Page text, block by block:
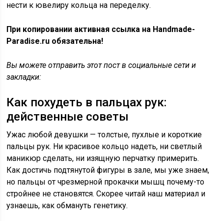
нести к ювелиру кольца на переделку.
При копировании активная ссылка на Handmade-
Paradise.ru обязательна!
Вы можете отправить этот пост в социальные сети и
закладки:
Как похудеть в пальцах рук:
действенные советы
Ужас любой девушки — толстые, пухлые и короткие
пальцы рук. Ни красивое кольцо надеть, ни светлый
маникюр сделать, ни изящную перчатку примерить.
Как достичь подтянутой фигуры в зале, мы уже знаем,
но пальцы от чрезмерной прокачки мышц почему-то
стройнее не становятся. Скорее читай наш материал и
узнаешь, как обмануть генетику.